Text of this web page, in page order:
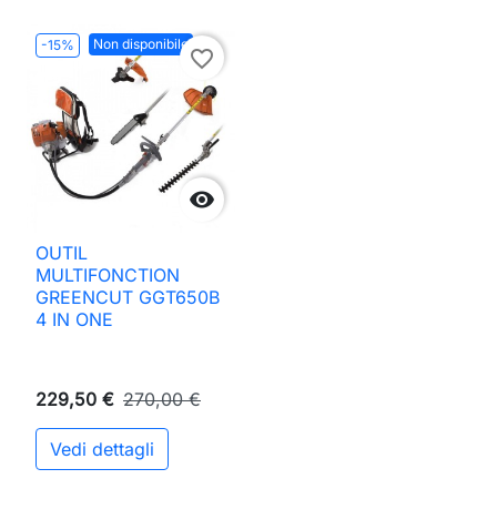
-15% Non disponibile

favorite_border
OUTIL
MULTIFONCTION
GREENCUT GGT650B
4 IN ONE
229,50 € 270,00 €
Vedi dettagli